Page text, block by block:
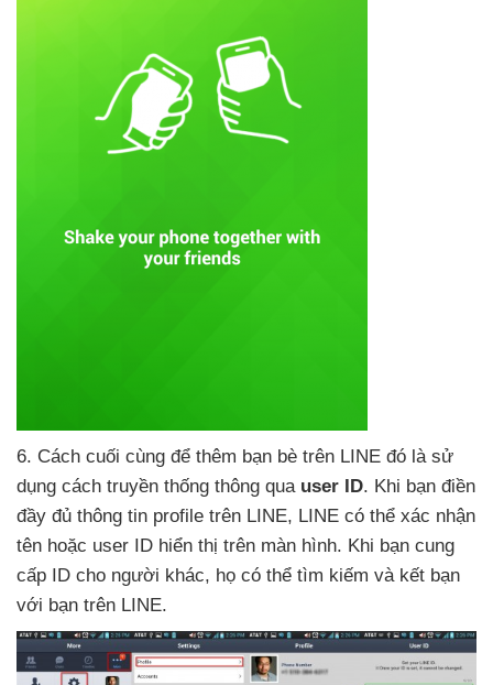
6. Cách cuối cùng để thêm bạn bè trên LINE đó là sử
dụng cách truyền thống thông qua user ID. Khi bạn điền
đầy đủ thông tin profile trên LINE, LINE có thể xác nhận
tên hoặc user ID hiển thị trên màn hình. Khi bạn cung
cấp ID cho người khác, họ có thể tìm kiếm và kết bạn
với bạn trên LINE.